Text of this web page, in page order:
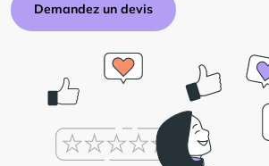
Demandez un devis